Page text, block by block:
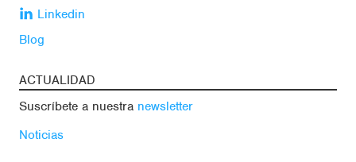
Linkedin
Blog
ACTUALIDAD
Suscríbete a nuestra newsletter
Noticias